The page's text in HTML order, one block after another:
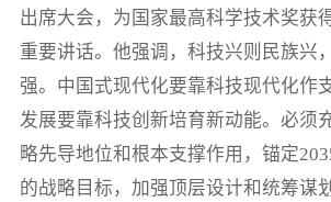
出席大会，为国家最高科学技术奖获
重要讲话。他强调，科技兴则民族兴
强。中国式现代化要靠科技现代化作
发展要靠科技创新培育新动能。必须
略先导地位和根本支撑作用，锚定
的战略目标，加强顶层设计和统筹谋